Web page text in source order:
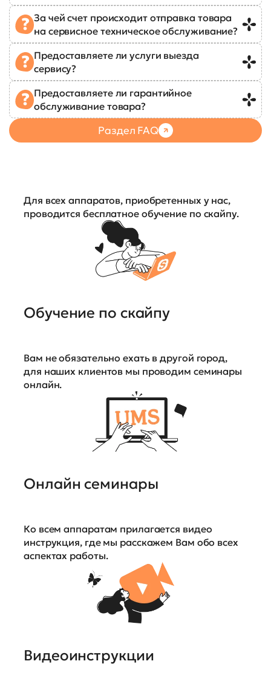
За чей счет происходит отправка товара
на сервисное техническое обслуживание?
Предоставляете ли услуги выезда
сервису?
Предоставляете ли гарантийное
обслуживание товара?
Раздел FAQ
Для всех аппаратов, приобретенных у нас,
проводится бесплатное обучение по скайпу.
Обучение по скайпу
Вам не обязательно ехать в другой город,
для наших клиентов мы проводим семинары
онлайн.
Онлайн семинары
Ко всем аппаратам прилагается видео
инструкция, где мы расскажем Вам обо всех
аспектах работы.
Видеоинструкции